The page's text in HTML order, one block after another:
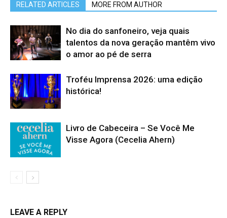
RELATED ARTICLES MORE FROM AUTHOR
No dia do sanfoneiro, veja quais
talentos da nova geração mantêm vivo
o amor ao pé de serra
Troféu Imprensa 2026: uma edição
histórica!
Livro de Cabeceira – Se Você Me
Visse Agora (Cecelia Ahern)
LEAVE A REPLY